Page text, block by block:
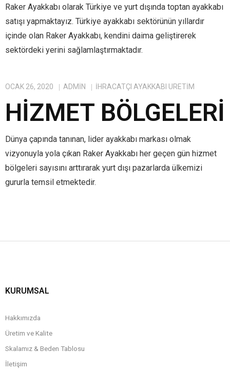
Raker Ayakkabı olarak Türkiye ve yurt dışında toptan ayakkabı
satışı yapmaktayız. Türkiye ayakkabı sektörünün yıllardır
içinde olan Raker Ayakkabı, kendini daima geliştirerek
sektördeki yerini sağlamlaştırmaktadır.
OCAK 26, 2020 ADMIN IHRACATÇI AYAKKABI ÜRETIM
HIZMET BÖLGELERI
Dünya çapında tanınan, lider ayakkabı markası olmak
vizyonuyla yola çıkan Raker Ayakkabı her geçen gün hizmet
bölgeleri sayısını arttırarak yurt dışı pazarlarda ülkemizi
gururla temsil etmektedir.
KURUMSAL
Hakkımızda
Üretim ve Kalite
Skalamız & Beden Tablosu
İletişim